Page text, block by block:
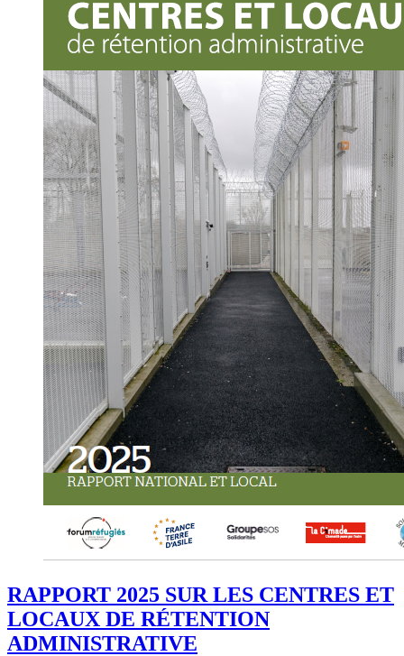
RAPPORT 2025 SUR LES CENTRES ET
LOCAUX DE RÉTENTION
ADMINISTRATIVE